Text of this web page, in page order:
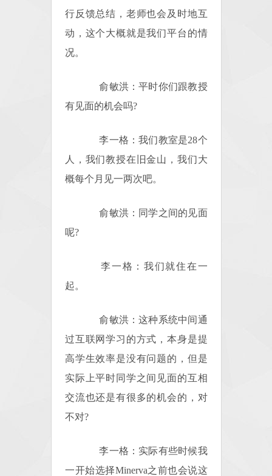
行反馈总结，老师也会及时地互
动，这个大概就是我们平台的情
况。
俞敏洪：平时你们跟教授
有见面的机会吗?
李一格：我们教室是28个
人，我们教授在旧金山，我们大
概每个月见一两次吧。
俞敏洪：同学之间的见面
呢?
李一格：我们就住在一
起。
俞敏洪：这种系统中间通
过互联网学习的方式，本身是提
高学生效率是没有问题的，但是
实际上平时同学之间见面的互相
交流也还是有很多的机会的，对
不对?
李一格：实际有些时候我
一开始选择Minerva之前也会说这